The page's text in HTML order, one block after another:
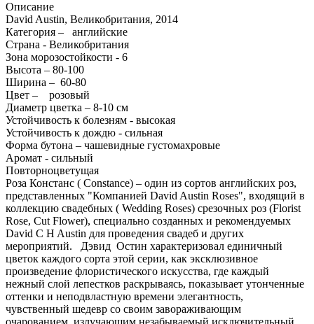
Описание
David Austin, Великобритания, 2014
Категория – английские
Страна - Великобритания
Зона морозостойкости - 6
Высота – 80-100
Ширина – 60-80
Цвет – розовый
Диаметр цветка – 8-10 см
Устойчивость к болезням - высокая
Устойчивость к дождю - сильная
Форма бутона – чашевидные густомахровые
Аромат - сильный
Повторноцветущая
Роза Констанс ( Constance) – один из сортов английских роз,
представленных "Компанией David Austin Roses", входящий в
коллекцию свадебных ( Wedding Roses) срезочных роз (Florist
Rose, Cut Flower), специально созданных и рекомендуемых
David C H Austin для проведения свадеб и других
мероприятий. Дэвид Остин характеризовал единичный
цветок каждого сорта этой серии, как эксклюзивное
произведение флористического искусства, где каждый
нежный слой лепестков раскрываясь, показывает утонченные
оттенки и неподвластную времени элегантность,
чувственный шедевр со своим завораживающим